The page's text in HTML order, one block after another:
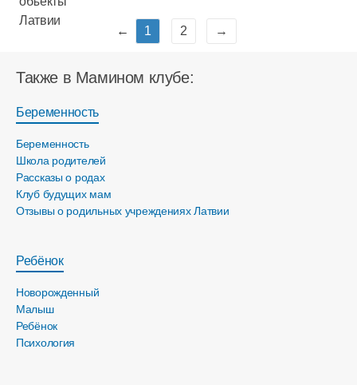
← 1 2 →
Также в Мамином клубе:
Беременность
Беременность
Школа родителей
Рассказы о родах
Клуб будущих мам
Отзывы о родильных учреждениях Латвии
Ребёнок
Новорожденный
Малыш
Ребёнок
Психология